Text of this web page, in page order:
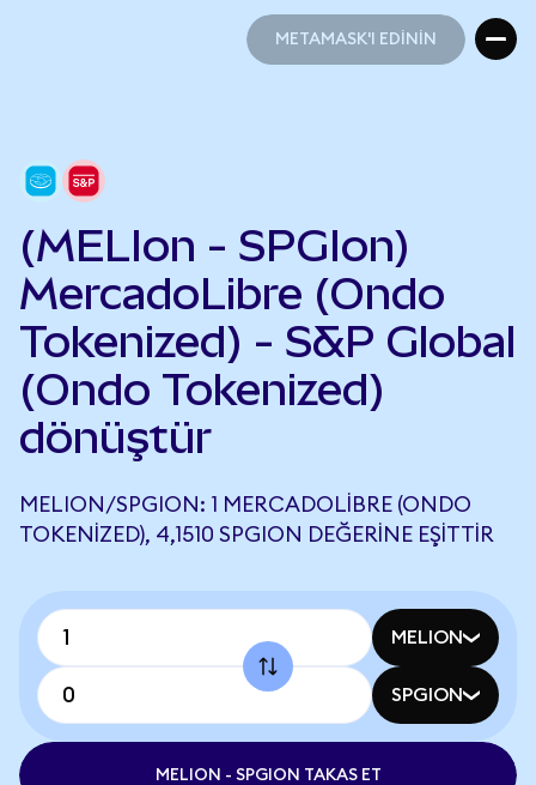
METAMASK'I EDİNİN
(MELIon - SPGIon)
MercadoLibre (Ondo
Tokenized) - S&P Global
(Ondo Tokenized)
dönüştür
MELION/SPGION: 1 MERCADOLIBRE (ONDO
TOKENIZED), 4,1510 SPGION DEĞERINE EŞITTIR
MELION
SPGION
MELION - SPGION TAKAS ET